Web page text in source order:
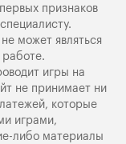
признаков
может являться
работе.
игры на
не принимает ни
которые
играми,
либо материалы